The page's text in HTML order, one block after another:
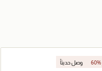
وصل حديثاً